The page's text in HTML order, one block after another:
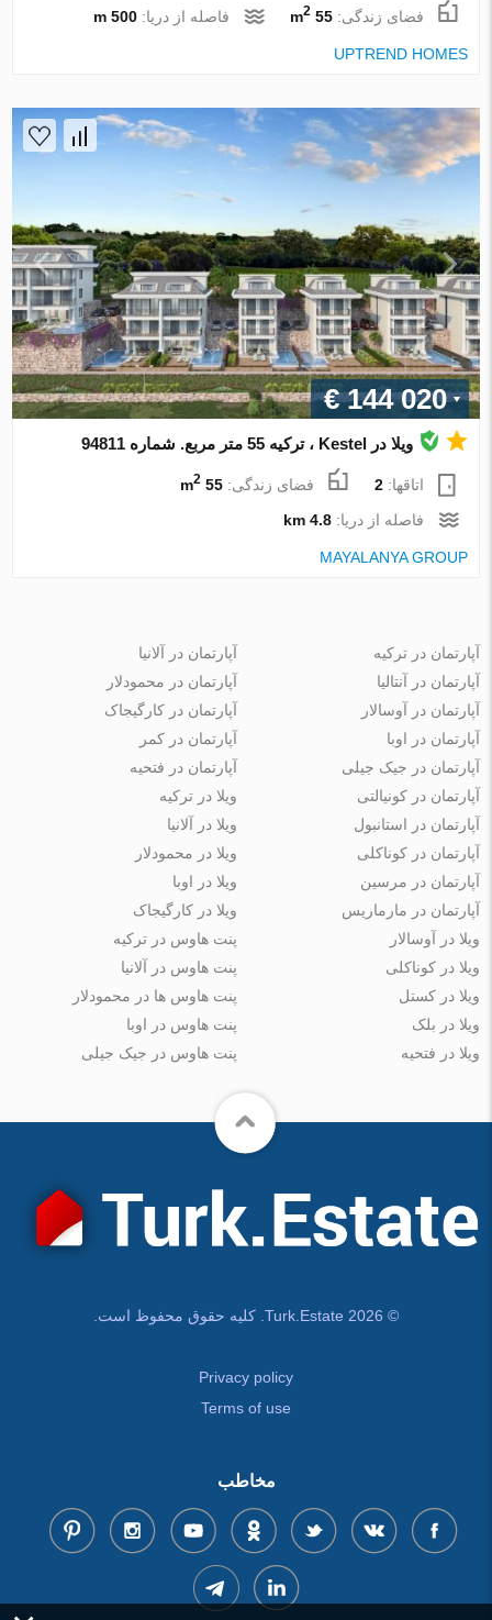
فضای زندگی:55 m
2 فاصله از دریا:500 m
UPTREND HOMES
€ 144 020
ویلا در Kestel ، ترکیه 55 متر مربع. شماره 94811
اتاقها:2 فضای زندگی:55 m
2
فاصله از دریا:4.8 km
MAYALANYA GROUP
آپارتمان در ترکیه
آپارتمان در آنتالیا
آپارتمان در آوسالار
آپارتمان در اوبا
آپارتمان در جیک جیلی
آپارتمان در آلانیا
آپارتمان در محمودلار
آپارتمان در کارگیجاک
آپارتمان در کمر
آپارتمان در فتحیه
آپارتمان در کونیالتی
آپارتمان در استانبول
آپارتمان در کوناکلی
آپارتمان در مرسین
آپارتمان در مارماریس
ویلا در ترکیه
ویلا در آلانیا
ویلا در محمودلار
ویلا در اوبا
ویلا در کارگیجاک
ویلا در آوسالار
ویلا در کوناکلی
ویلا در کستل
ویلا در بلک
ویلا در فتحیه
پنت هاوس در ترکیه
پنت هاوس در آلانیا
پنت هاوس ها در محمودلار
پنت هاوس در اوبا
پنت هاوس در جیک جیلی
© Turk.Estate 2026. کلیه حقوق محفوظ است.
Privacy policy
Terms of use
مخاطب